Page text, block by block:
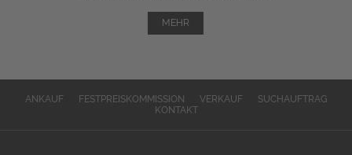
MEHR
ANKAUF FESTPREISKOMMISSION VERKAUF
SUCHAUFTRAG
KONTAKT